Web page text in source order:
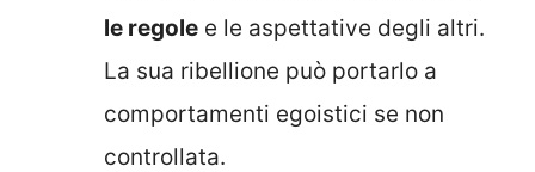
le regole e le aspettative degli altri.
La sua ribellione può portarlo a
comportamenti egoistici se non
controllata.